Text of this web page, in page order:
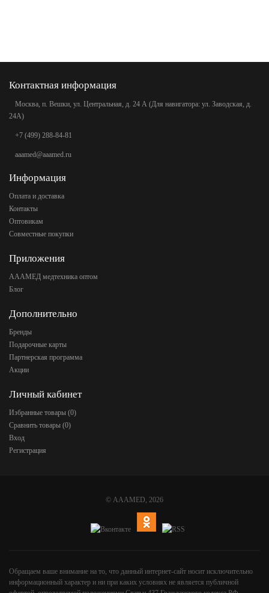
Контактная информация
Москва, п. Вешки, ул. Центральная, д. 24 А (Для навигатора: ул. Заводская, д.
24А)
+7 (499) 288-84-81
aaamed@aaamed.ru
Информация
Оплата и доставка
Контакты
Оптовикам
Совместные покупки
Приложения
АААМЕД медтехника оптом
Блог
Дополнительно
Бренды
Подарочные карты
Партнерская программа
Акции
Личный кабинет
Избранные товары (0)
Сравнить товары (0)
Вход
Регистрация
© AAAMED, 2026
Обращаем ваше внимание на то, что данный интернет-сайт носит исключительно
информационный характер и ни при каких условиях не является публичной